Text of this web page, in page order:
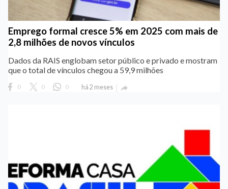
Emprego formal cresce 5% em 2025 com mais de
2,8 milhões de novos vínculos
Dados da RAIS englobam setor público e privado e mostram
que o total de vínculos chegou a 59,9 milhões
0 0 0 há 2 meses 